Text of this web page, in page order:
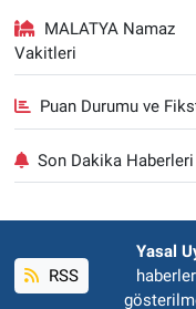
MALATYA Namaz
Vakitleri
Puan Durumu ve
Son Dakika Haberleri
RSS
Yasal